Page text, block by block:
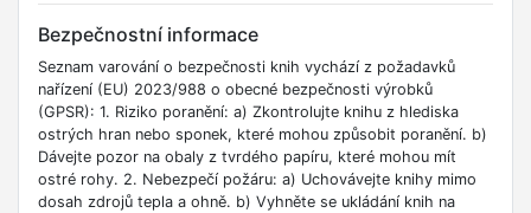
Bezpečnostní informace
Seznam varování o bezpečnosti knih vychází z požadavků
nařízení (EU) 2023/988 o obecné bezpečnosti výrobků
(GPSR): 1. Riziko poranění: a) Zkontrolujte knihu z hlediska
ostrých hran nebo sponek, které mohou způsobit poranění. b)
Dávejte pozor na obaly z tvrdého papíru, které mohou mít
ostré rohy. 2. Nebezpečí požáru: a) Uchovávejte knihy mimo
dosah zdrojů tepla a ohně. b) Vyhněte se ukládání knih na